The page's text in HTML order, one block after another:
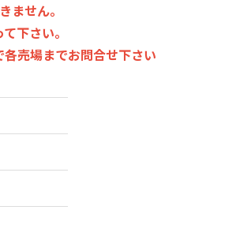
せん。
下さい。
売場までお問合せ下さい